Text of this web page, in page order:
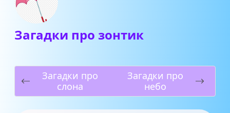
Загадки про зонтик
Загадки про
слона
Загадки про
небо